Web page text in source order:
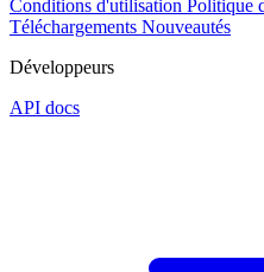
Conditions d'utilisation Politique
Téléchargements Nouveautés
Développeurs
API docs